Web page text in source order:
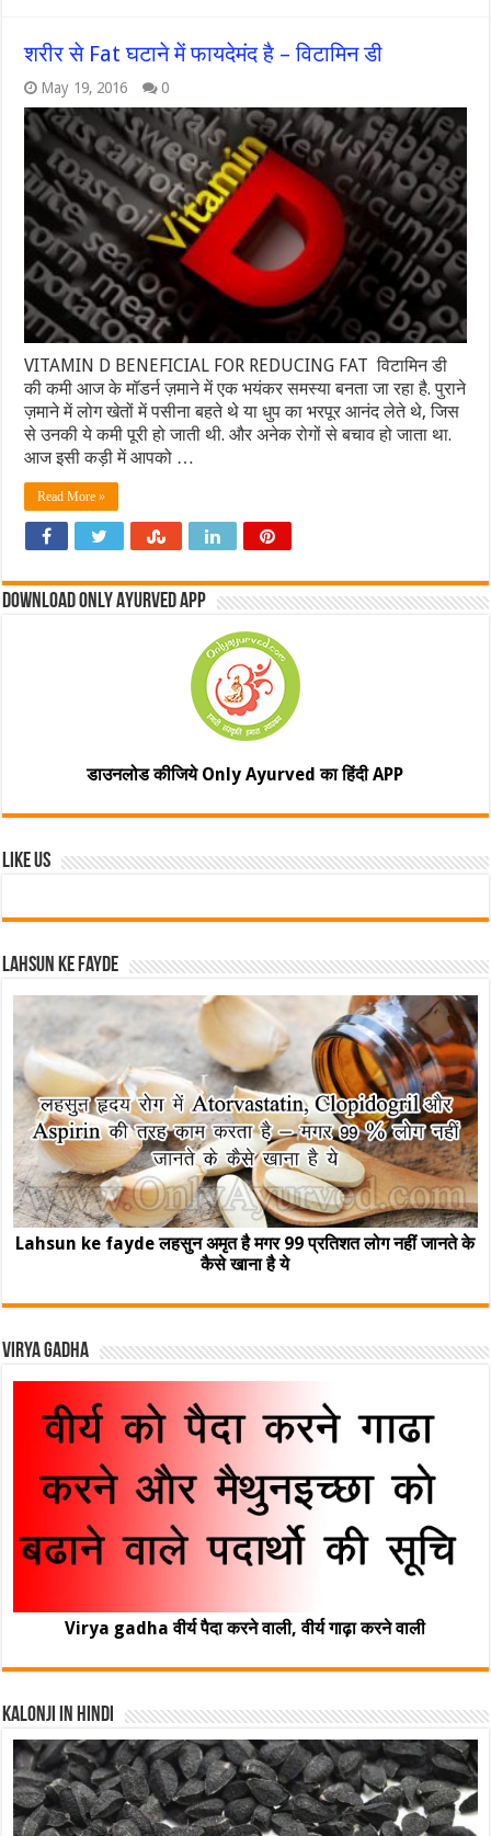
शरीर से Fat घटाने में फायदेमंद है – विटामिन डी
May 19, 2016 0
VITAMIN D BENEFICIAL FOR REDUCING FAT विटामिन डी
की कमी आज के मॉडर्न ज़माने में एक भयंकर समस्या बनता जा रहा है. पुराने
ज़माने में लोग खेतों में पसीना बहते थे या धुप का भरपूर आनंद लेते थे, जिस
से उनकी ये कमी पूरी हो जाती थी. और अनेक रोगों से बचाव हो जाता था.
आज इसी कड़ी में आपको …
Read More »
Download Only Ayurved App
डाउनलोड कीजिये Only Ayurved का हिंदी APP
Like Us
Lahsun ke fayde
Lahsun ke fayde लहसुन अमृत है मगर 99 प्रतिशत लोग नहीं जानते के
कैसे खाना है ये
Virya Gadha
Virya gadha वीर्य पैदा करने वाली, वीर्य गाढ़ा करने वाली
Kalonji In Hindi